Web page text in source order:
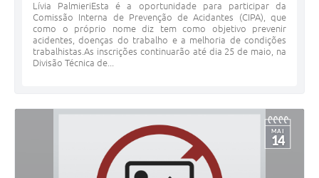
Lívia PalmieriEsta é a oportunidade para participar da
Comissão Interna de Prevenção de Acidantes (CIPA), que
como o próprio nome diz tem como objetivo prevenir
acidentes, doenças do trabalho e a melhoria de condições
trabalhistas.As inscrições continuarão até dia 25 de maio, na
Divisão Técnica de...
MAI
14